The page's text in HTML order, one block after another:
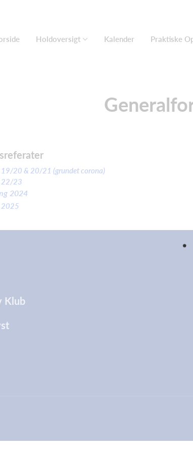
Holdoversigt Kalender Praktiske
19/20 & 20/21 (grundet corona)
22/23
2024
2025
Klub